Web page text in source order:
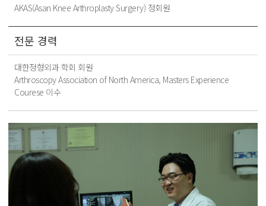
AKAS(Asan Knee Arthroplasty Surgery) 정회원
전문 경력
대한정형외과 학회 회원
Arthroscopy Association of North America, Masters Experience
Courese 이수